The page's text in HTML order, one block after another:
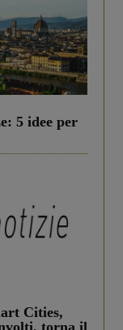
5 idee per
Cities,